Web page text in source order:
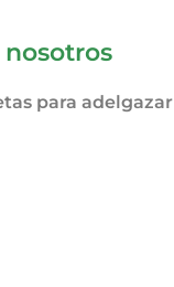
nosotros
para adelgazar